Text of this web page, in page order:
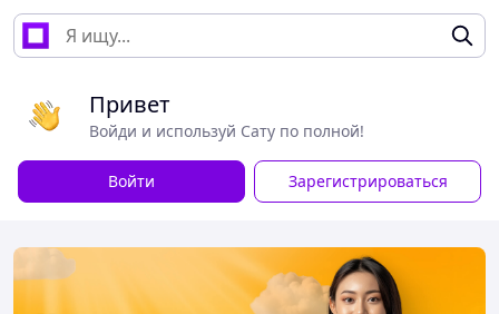
Привет
Войди и используй Сату по полной!
Войти Зарегистрироваться